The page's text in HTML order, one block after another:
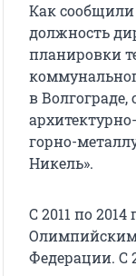
Как сообщили
должность
планировки
в
горно-
Никель».
С 2011 по
Олимпийским
Федерации. С